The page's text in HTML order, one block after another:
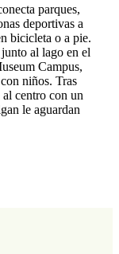
parques,
deportivas a
bicicleta o a pie.
al lago en el
Campus,
niños. Tras
centro con un
le aguardan